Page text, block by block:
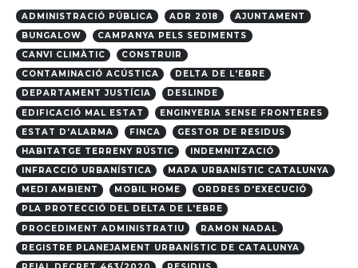
ADMINISTRACIÓ PÚBLICA ADR 2018
AJUNTAMENT
BUNGALOW
CAMPANYA PELS SEDIMENTS
CANVI CLIMÀTIC
CONSTRUIR
CONTAMINACIÓ ACÚSTICA
DELTA DE L'EBRE
DEPARTAMENT JUSTÍCIA
DESLINDE
EDIFICACIÓ MAL ESTAT
ENGINYERIA SENSE FRONTERES
ESTAT D'ALARMA
FINCA
GESTOR DE RESIDUS
HABITATGE TERRENY RÚSTIC
INDEMNITZACIÓ
INFRACCIÓ URBANÍSTICA
MAPA URBANÍSTIC CATALUNYA
MEDI AMBIENT
MOBIL HOME
ORDRES D'EXECUCIÓ
PLA PROTECCIÓ DEL DELTA DE L'EBRE
PROCEDIMENT ADMINISTRATIU
RAMON NADAL
REGISTRE PLANEJAMENT URBANÍSTIC DE CATALUNYA